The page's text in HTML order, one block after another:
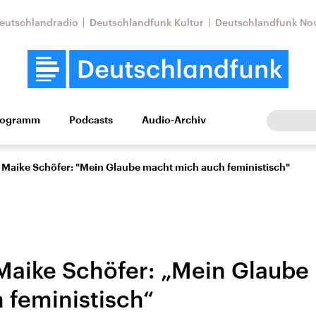
Deutschlandfunk Kultur Deutschlandfunk
Wissen Kultur Europa
Beiträge,
Nahostkonflikt
Aktuelle Lage und
Podcasts Audio-Archiv
Maike Schöfer: "Mein Glaube macht mich auch feministisch"
Schöfer: „Mein
feministisch“